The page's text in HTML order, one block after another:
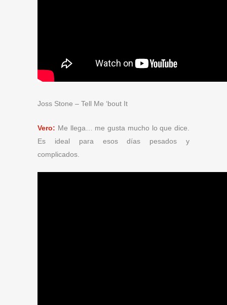
Joss Stone – Tell Me ‘bout It
Vero: Me llega… me gusta mucho lo que dice.
Es ideal para esos días pesados y
complicados.